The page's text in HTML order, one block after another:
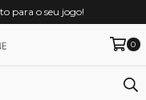
para o seu jogo!
0